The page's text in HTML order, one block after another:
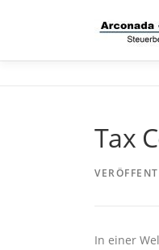
Tax
In einer